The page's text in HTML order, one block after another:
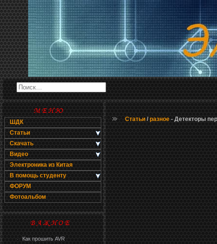
ШДК
Статьи
Скачать
Видео
Электроника из Китая
В помощь студенту
ФОРУМ
Фотоальбом
· Как прошить AVR
Статьи /разное - Детекторы